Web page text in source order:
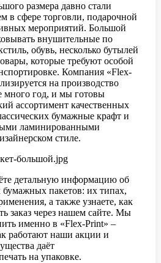
размера давно стали
в сфере торговли, подарочной
мероприятий. Большой
внушительные по
обувь, несколько бутылей
которые требуют особой
Компания «Flex-
на производство
много год, и мы готовы
ассортимент качественных
бумажные крафт и
ламинированными
стиле.
детальную информацию об
бумажных пакетов: их типах,
а также узнаете, как
заказ через нашем сайте. Мы
именно в «Flex-Print» –
работают наши акции и
даёт
на упаковке.